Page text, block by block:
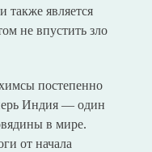
также является
не впустить зло
постепенно
Индия — один
в мире.
от начала